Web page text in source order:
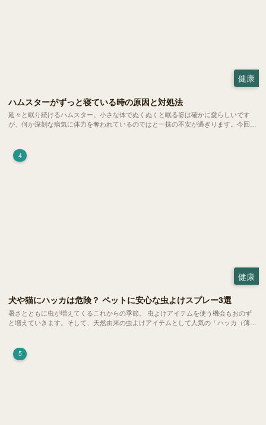
健康
ハムスターがずっと寝ている時の原因と対処法
延々と眠り続けるハムスター。小さな体でぬくぬくと眠る姿は確かに愛らしいです
が、何か深刻な病気に体力を奪われているのではと一抹の不安が過ぎります。今回
4
健康
犬や猫にハッカは危険？ ペットに安心な虫よけスプレー3選
暑さとともに虫が増えてくるこれからの季節。 虫よけアイテムを使う機会もおのず
と増えていきます。そして、天然由来の虫よけアイテムとして人気の「ハッカ（薄
5